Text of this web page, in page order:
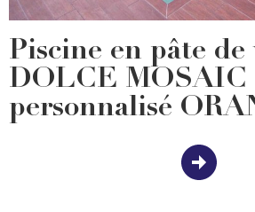
Piscine en pâte de
DOLCE MOSAIC
personnalisé